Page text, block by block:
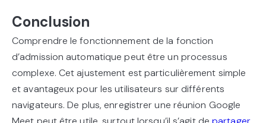
Conclusion
Comprendre le fonctionnement de la fonction
d’admission automatique peut être un processus
complexe. Cet ajustement est particulièrement simple
et avantageux pour les utilisateurs sur différents
navigateurs. De plus, enregistrer une réunion Google